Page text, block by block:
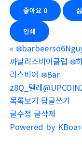
좋아요 0
인쇄
«
까날리스비어클럽 ❄️
리스비어 ❄️Bar
z8Q_텔레
목록보기 답글쓰기
글수정 글삭제
Powered by